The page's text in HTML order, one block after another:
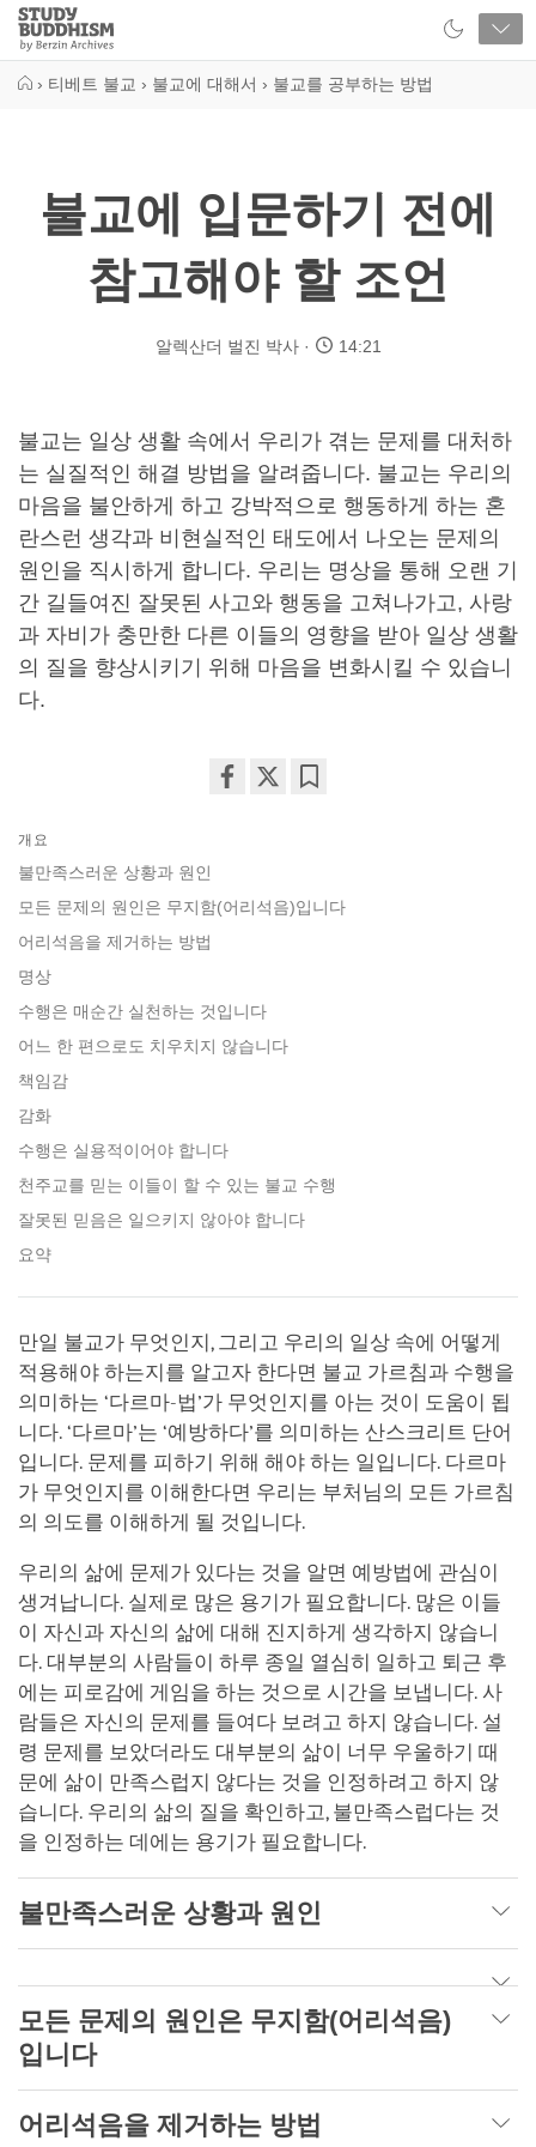
Close
Study
Buddhism
› 티베트 불교 › 불교에 대해서 › 불교를 공부하는 방법
불교에 입문하기 전에
참고해야 할 조언
알렉산더 벌진 박사 14:21
불교는 일상 생활 속에서 우리가 겪는 문제를 대처하
는 실질적인 해결 방법을 알려줍니다. 불교는 우리의
마음을 불안하게 하고 강박적으로 행동하게 하는 혼
란스런 생각과 비현실적인 태도에서 나오는 문제의
원인을 직시하게 합니다. 우리는 명상을 통해 오랜 기
간 길들여진 잘못된 사고와 행동을 고쳐나가고, 사랑
과 자비가 충만한 다른 이들의 영향을 받아 일상 생활
의 질을 향상시키기 위해 마음을 변화시킬 수 있습니
다.
facebook
개요
불만족스러운 상황과 원인
모든 문제의 원인은 무지함(어리석음)입니다
어리석음을 제거하는 방법
명상
수행은 매순간 실천하는 것입니다
어느 한 편으로도 치우치지 않습니다
책임감
감화
수행은 실용적이어야 합니다
천주교를 믿는 이들이 할 수 있는 불교 수행
잘못된 믿음은 일으키지 않아야 합니다
요약
만일 불교가 무엇인지, 그리고 우리의 일상 속에 어떻게
적용해야 하는지를 알고자 한다면 불교 가르침과 수행을
의미하는 ‘다르마-법’가 무엇인지를 아는 것이 도움이 됩
니다. ‘다르마’는 ‘예방하다’를 의미하는 산스크리트 단어
입니다. 문제를 피하기 위해 해야 하는 일입니다. 다르마
가 무엇인지를 이해한다면 우리는 부처님의 모든 가르침
의 의도를 이해하게 될 것입니다.
우리의 삶에 문제가 있다는 것을 알면 예방법에 관심이
생겨납니다. 실제로 많은 용기가 필요합니다. 많은 이들
이 자신과 자신의 삶에 대해 진지하게 생각하지 않습니
다. 대부분의 사람들이 하루 종일 열심히 일하고 퇴근 후
에는 피로감에 게임을 하는 것으로 시간을 보냅니다. 사
람들은 자신의 문제를 들여다 보려고 하지 않습니다. 설
령 문제를 보았더라도 대부분의 삶이 너무 우울하기 때
문에 삶이 만족스럽지 않다는 것을 인정하려고 하지 않
습니다. 우리의 삶의 질을 확인하고, 불만족스럽다는 것
을 인정하는 데에는 용기가 필요합니다.
불만족스러운 상황과 원인
모든 문제의 원인은 무지함(어리석음)
입니다
어리석음을 제거하는 방법